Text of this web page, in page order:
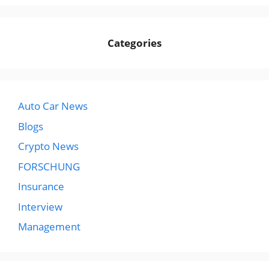
Categories
Auto Car News
Blogs
Crypto News
FORSCHUNG
Insurance
Interview
Management